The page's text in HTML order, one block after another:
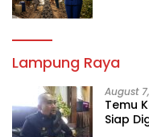
Lampung Raya
August
Temu
Siap